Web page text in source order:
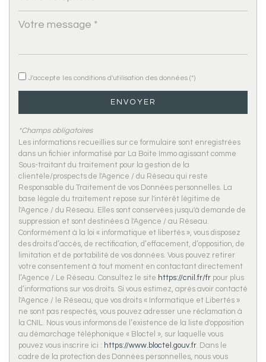
Propriétaires (vs. locataires) 72,22 %
Taxe habitation
Habitants de plus de 55 ans
Familles sans enfant 58,76 %
Familles avec 1 ou 2 enfants
Maisons
Appartements
Familles avec 3 enfants
J'accepte les conditions d'utilisation des données (*)
ENVOYER
*Champs obligatoires
Les informations recueillies sur ce formulaire sont enregistrées
dans un fichier informatisé par La Boite Immo agissant comme
Sous-traitant du traitement pour la gestion de la
clientèle/prospects de l'Agence / du Réseau qui reste
Responsable du Traitement de vos Données personnelles. La
base légale du traitement repose sur l'intérêt légitime de
l'Agence / du Réseau. Elles sont conservées jusqu'à demande de
suppression et sont destinées à l'Agence / au Réseau.
Conformément à la loi « informatique et libertés », vous disposez
des droits d’accès, de rectification, d’effacement, d’opposition, de
limitation et de portabilité de vos données. Vous pouvez retirer
votre consentement à tout moment en contactant directement
l’Agence / Le Réseau. Consultez le site https://cnil.fr/fr pour plus
d’informations sur vos droits. Si vous estimez, après avoir contacté
l'Agence / le Réseau, que vos droits « Informatique et Libertés »
ne sont pas respectés, vous pouvez adresser une réclamation à
la CNIL. Nous vous informons de l’existence de la liste d'opposition
au démarchage téléphonique « Bloctel », sur laquelle vous
pouvez vous inscrire ici : https://www.bloctel.gouv.fr. Dans le
cadre de la protection des Données personnelles, nous vous